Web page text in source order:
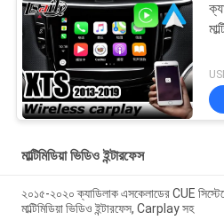
মাল্টিমিডিয়া ভিডিও ইন্টারফেস
২০১৫-২০২০ ক্যাডিলাক এসকেলাডের CUE
মাল্টিমিডিয়া ভিডিও ইন্টারফেস, Carplay সহ